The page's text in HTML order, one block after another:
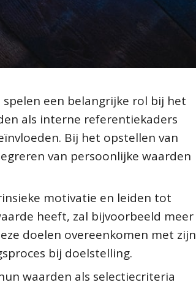
een belangrijke rol bij het
als interne referentiekaders
Bij het opstellen van
van persoonlijke waarden
motivatie en leiden tot
heeft, zal bijvoorbeeld meer
doelen overeenkomen met zijn
bij doelstelling.
waarden als selectiecriteria